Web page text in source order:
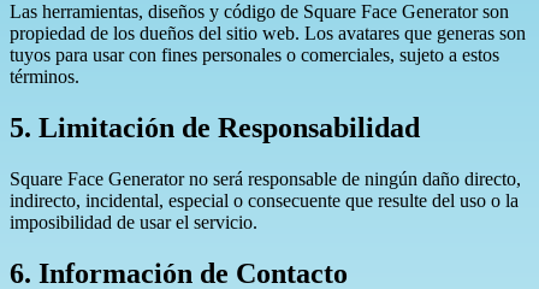
Las herramientas, diseños y código de Square Face Generator son
propiedad de los dueños del sitio web. Los avatares que generas son
tuyos para usar con fines personales o comerciales, sujeto a estos
términos.
5. Limitación de Responsabilidad
Square Face Generator no será responsable de ningún daño directo,
indirecto, incidental, especial o consecuente que resulte del uso o la
imposibilidad de usar el servicio.
6. Información de Contacto